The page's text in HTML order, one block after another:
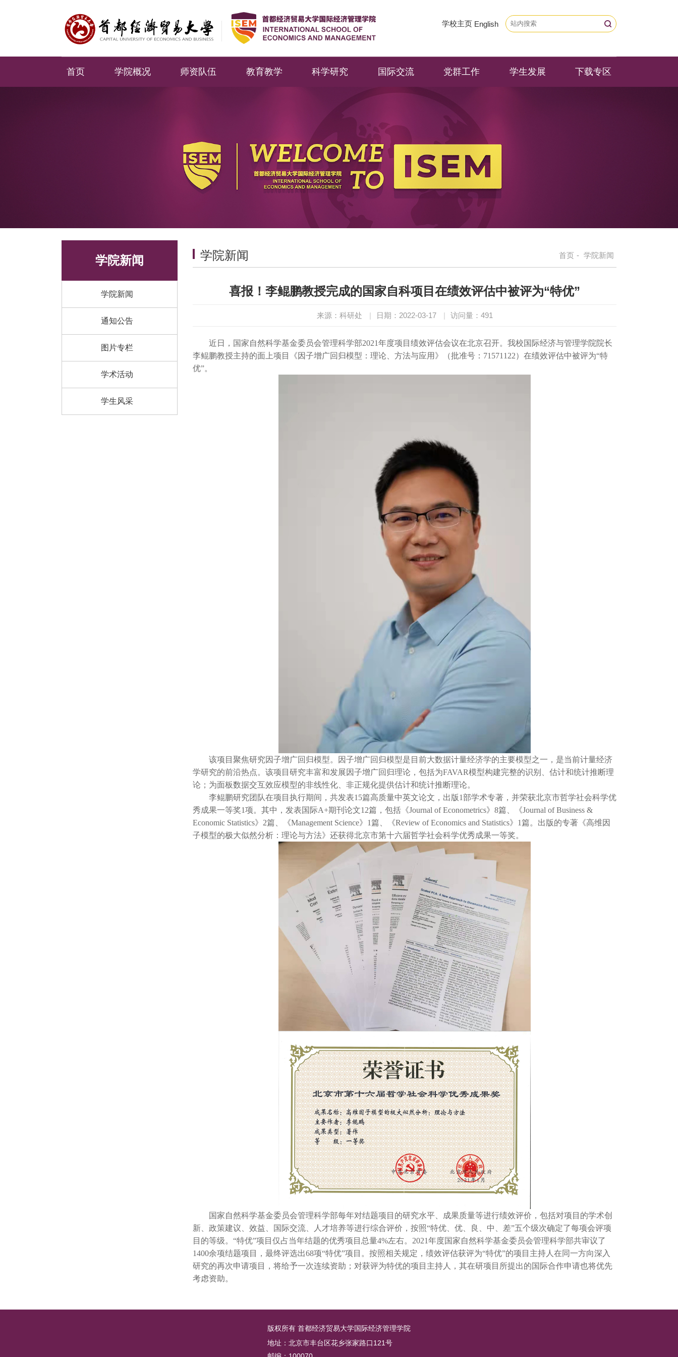
学校主页 English
首页 学院概况 师资队伍 教育教学 科学研究 国际交流 党群工作 学生发展 下载专区
学院新闻
学院新闻
通知公告
图片专栏
学术活动
学生风采
首页 - 学院新闻
学院新闻
喜报！李鲲鹏教授完成的国家自科项目在绩效评估中被评为“特优”
来源：科研处 | 日期：2022-03-17 | 访问量： 491
近日，国家自然科学基金委员会管理科学部2021年度项目绩效评估会议在北京召开。我校国际经济与管理学院院长
李鲲鹏教授主持的面上项目《因子增广回归模型：理论、方法与应用》（批准号：71571122）在绩效评估中被评为“特
优”。
该项目聚焦研究因子增广回归模型。因子增广回归模型是目前大数据计量经济学的主要模型之一，是当前计量经济
学研究的前沿热点。该项目研究丰富和发展因子增广回归理论，包括为FAVAR模型构建完整的识别、估计和统计推断理
论；为面板数据交互效应模型的非线性化、非正规化提供估计和统计推断理论。
李鲲鹏研究团队在项目执行期间，共发表15篇高质量中英文论文，出版1部学术专著，并荣获北京市哲学社会科学优
秀成果一等奖1项。其中，发表国际A+期刊论文12篇，包括《Journal of Econometrics》8篇、《Journal of Business &
Economic Statistics》2篇、《Management Science》1篇、《Review of Economics and Statistics》1篇。出版的专著《高维因
子模型的极大似然分析：理论与方法》还获得北京市第十六届哲学社会科学优秀成果一等奖。
国家自然科学基金委员会管理科学部每年对结题项目的研究水平、成果质量等进行绩效评价，包括对项目的学术创
新、政策建议、效益、国际交流、人才培养等进行综合评价，按照“特优、优、良、中、差”五个级次确定了每项会评项
目的等级。“特优”项目仅占当年结题的优秀项目总量4%左右。2021年度国家自然科学基金委员会管理科学部共审议了
1400余项结题项目，最终评选出68项“特优”项目。按照相关规定，绩效评估获评为“特优”的项目主持人在同一方向深入
研究的再次申请项目，将给予一次连续资助；对获评为特优的项目主持人，其在研项目所提出的国际合作申请也将优先
考虑资助。
版权所有 首都经济贸易大学国际经济管理学院
地址：北京市丰台区花乡张家路口121号